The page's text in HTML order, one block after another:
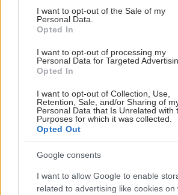
consent section.
I want to opt-out of the Sale of my
Personal Data.
Opted In
I want to opt-out of processing my
Personal Data for Targeted
Opted In
I want to opt-out of Collection, Use,
Retention, Sale, and/or Sharing of
Personal Data that Is Unrelated with
Purposes for which it was collected.
Opted Out
Google consents
I want to allow Google to enable
related to advertising like cookies on